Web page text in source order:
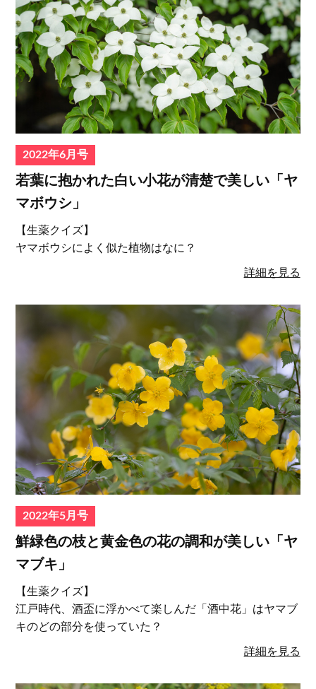
2022年6月号
若葉に抱かれた白い小花が清楚で美しい「ヤ
マボウシ」
【生薬クイズ】
ヤマボウシによく似た植物はなに？
詳細を見る
2022年5月号
鮮緑色の枝と黄金色の花の調和が美しい「ヤ
マブキ」
【生薬クイズ】
江戸時代、酒盃に浮かべて楽しんだ「酒中花」はヤマブ
キのどの部分を使っていた？
詳細を見る